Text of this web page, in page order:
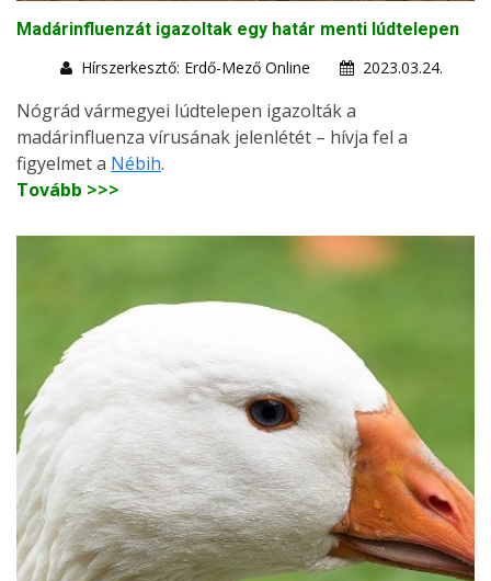
Madárinfluenzát igazoltak egy határ menti lúdtelepen
Hírszerkesztő: Erdő-Mező Online
2023.03.24.
Nógrád vármegyei lúdtelepen igazolták a
madárinfluenza vírusának jelenlétét – hívja fel a
figyelmet a Nébih.
Tovább >>>